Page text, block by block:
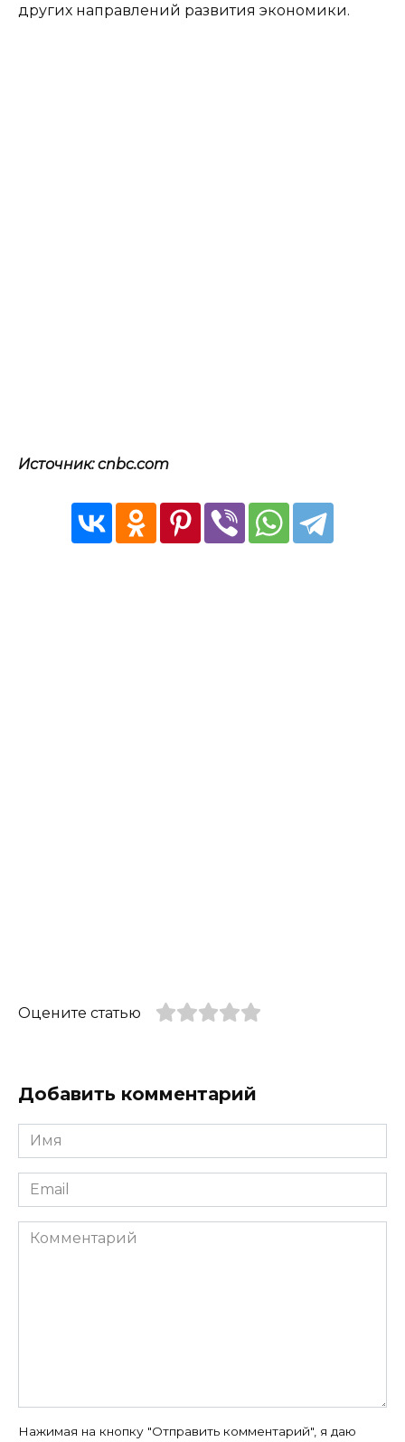
других направлений развития экономики.
Источник: cnbc.com
Оцените статью
Добавить комментарий
Имя
*
Email
*
Комментарий
Нажимая на кнопку "Отправить комментарий", я даю